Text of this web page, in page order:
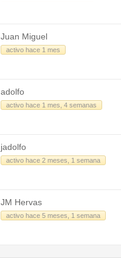
Juan Miguel
activo hace 1 mes
adolfo
activo hace 1 mes, 4 semanas
jadolfo
activo hace 2 meses, 1 semana
JM Hervas
activo hace 5 meses, 1 semana